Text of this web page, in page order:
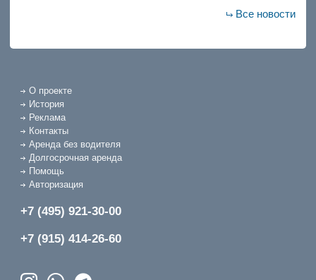
Все новости
О проекте
История
Реклама
Контакты
Аренда без водителя
Долгосрочная аренда
Помощь
Авторизация
+7 (495) 921-30-00
+7 (915) 414-26-60